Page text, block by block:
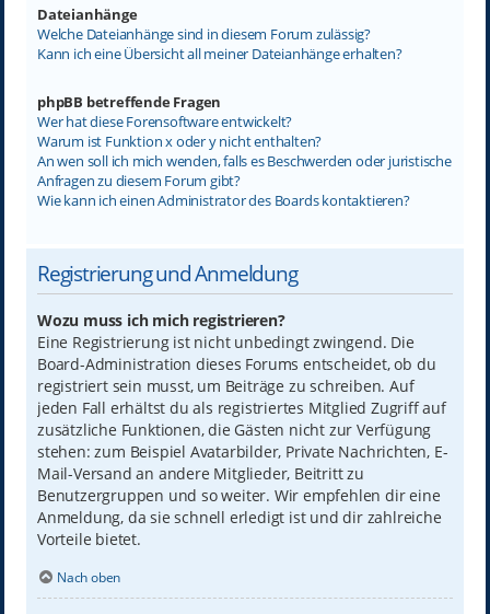
Dateianhänge
Welche Dateianhänge sind in diesem Forum zulässig?
Kann ich eine Übersicht all meiner Dateianhänge erhalten?
phpBB betreffende Fragen
Wer hat diese Forensoftware entwickelt?
Warum ist Funktion x oder y nicht enthalten?
An wen soll ich mich wenden, falls es Beschwerden oder juristische
Anfragen zu diesem Forum gibt?
Wie kann ich einen Administrator des Boards kontaktieren?
Registrierung und Anmeldung
Wozu muss ich mich registrieren?
Eine Registrierung ist nicht unbedingt zwingend. Die
Board-Administration dieses Forums entscheidet, ob du
registriert sein musst, um Beiträge zu schreiben. Auf
jeden Fall erhältst du als registriertes Mitglied Zugriff auf
zusätzliche Funktionen, die Gästen nicht zur Verfügung
stehen: zum Beispiel Avatarbilder, Private Nachrichten, E-
Mail-Versand an andere Mitglieder, Beitritt zu
Benutzergruppen und so weiter. Wir empfehlen dir eine
Anmeldung, da sie schnell erledigt ist und dir zahlreiche
Vorteile bietet.
Nach oben